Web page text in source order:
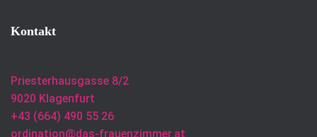
Kontakt
Priesterhausgasse 8/2
9020 Klagenfurt
+43 (664) 490 55 26
ordination@das-frauenzimmer.at